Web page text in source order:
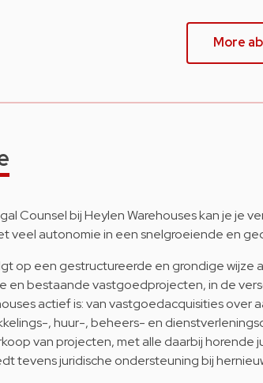
More
Counsel bij Heylen Warehouses kan je je
veel autonomie in een snelgroeiende en
op een gestructureerde en grondige wijze
en bestaande vastgoedprojecten, in de
actief is: van vastgoedacquisities over
, huur-, beheers- en
van projecten, met alle daarbij horende
tevens juridische ondersteuning bij